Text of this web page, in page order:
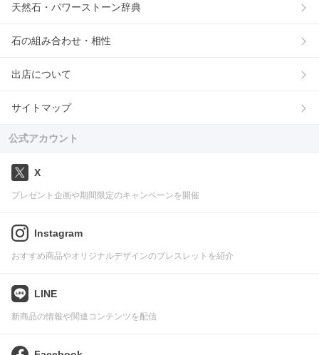
天然石・パワーストーン辞典
石の組み合わせ・相性
出店について
サイトマップ
公式アカウント
X
プレゼント企画や期間限定のキャンペーンを開催
Instagram
おすすめ商品やオリジナルデザインのブレスレットを紹介
LINE
新商品の情報や関連コンテンツを配信